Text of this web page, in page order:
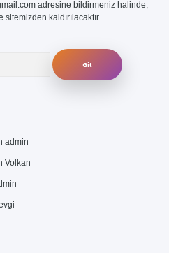
adresine bildirmeniz halinde,
kaldırılacaktır.
admin
Volkan